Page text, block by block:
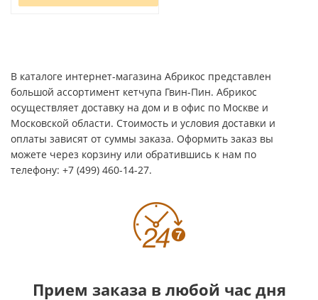
В каталоге интернет-магазина Абрикос представлен
большой ассортимент кетчупа Гвин-Пин. Абрикос
осуществляет доставку на дом и в офис по Москве и
Московской области. Стоимость и условия доставки и
оплаты зависят от суммы заказа. Оформить заказ вы
можете через корзину или обратившись к нам по
телефону: +7 (499) 460-14-27.
Прием заказа в любой час дня